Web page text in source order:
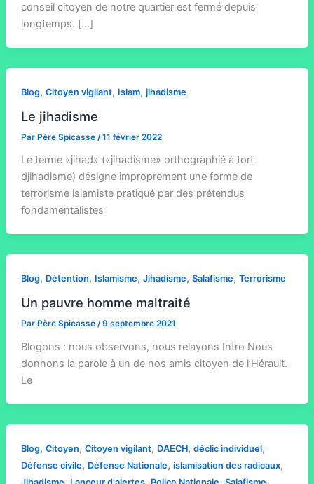
conseil citoyen de notre quartier est fermé depuis
longtemps. […]
Blog, Citoyen vigilant, Islam, jihadisme
Le jihadisme
Par Père Spicasse /11 février 2022
Le terme «jihad» («jihadisme» orthographié à tort
djihadisme) désigne improprement une forme de
terrorisme islamiste pratiqué par des prétendus
fondamentalistes
Blog, Détention, Islamisme, Jihadisme, Salafisme, Terrorisme
Un pauvre homme maltraité
Par Père Spicasse /9 septembre 2021
Blogons : nous observons, nous relayons Intro Nous
donnons la parole à un de nos amis citoyen de l’Hérault.
Le
Blog, Citoyen, Citoyen vigilant, DAECH, déclic individuel,
Défense civile, Défense Nationale, islamisation des radicaux,